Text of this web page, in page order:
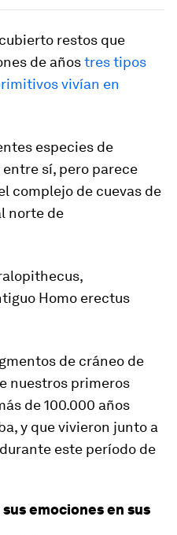
restos que
de añostres tipos
vivían en
especies de
sí, pero parece
complejo de cuevas de
norte de
Homo erectus
de cráneo de
nuestros primeros
de 100.000 años
y que vivieron junto a
este período de
emociones en sus